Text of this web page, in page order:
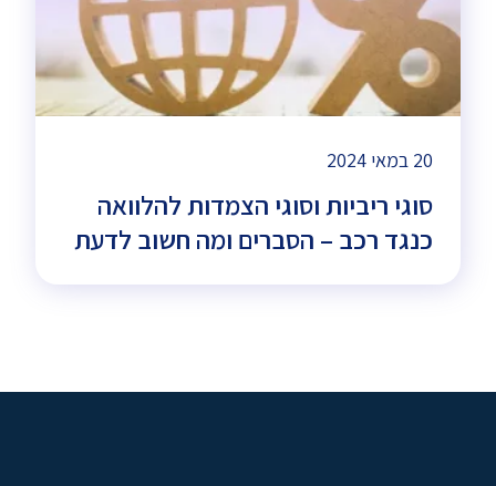
סוגי ריביות וסוגי הצמדות להלוואה
כנגד רכב – הסברים ומה חשוב לדעת
20 במאי 2024